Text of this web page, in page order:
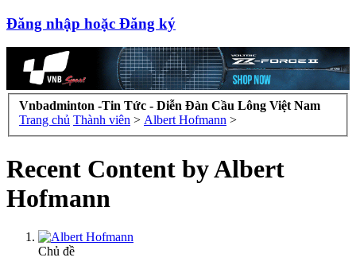
Đăng nhập hoặc Đăng ký
Vnbadminton -Tin Tức - Diễn Đàn Cầu Lông Việt Nam
Trang chủ Thành viên > Albert Hofmann >
Recent Content by Albert
Hofmann
Chủ đề